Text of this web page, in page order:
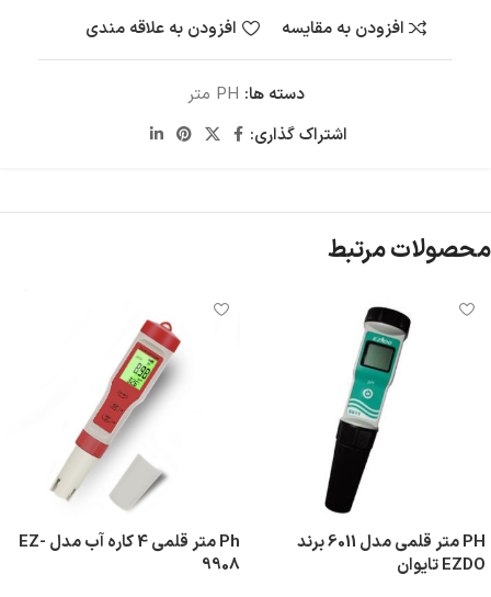
افزودن به مقایسه افزودن به علاقه مندی
دسته ها: PH متر
اشتراک گذاری:
محصولات مرتبط
PH متر قلمی مدل 6011 برند
EZDO تایوان
Ph متر قلمی 4 کاره آب مدل EZ-
9908